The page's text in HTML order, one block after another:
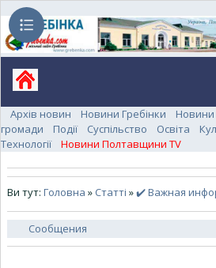
Архів новин Новини Гребінки
громади
Події Суспільство Освіта
Технології
Новини Полтавщини TV
Ви тут: Головна » Статті »✔️ Важная
Сообщения